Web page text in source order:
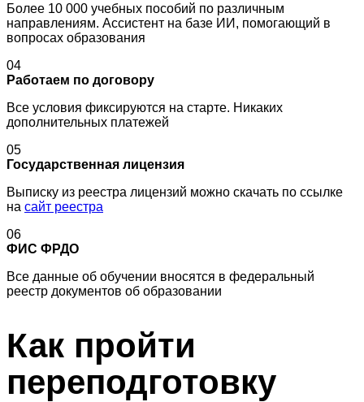
Более 10 000 учебных пособий по различным
направлениям. Ассистент на базе ИИ, помогающий в
вопросах образования
04
Работаем по договору
Все условия фиксируются на старте. Никаких
дополнительных платежей
05
Государственная лицензия
Выписку из реестра лицензий можно скачать по ссылке
на сайт реестра
06
ФИС ФРДО
Все данные об обучении вносятся в федеральный
реестр документов об образовании
Как пройти
переподготовку